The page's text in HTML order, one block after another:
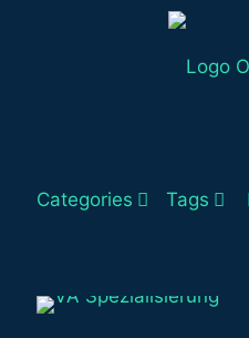
Categories Tags